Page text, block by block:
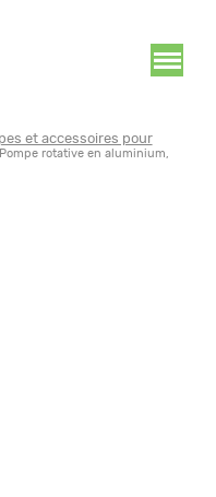
et accessoires pour
Pompe rotative en aluminium,